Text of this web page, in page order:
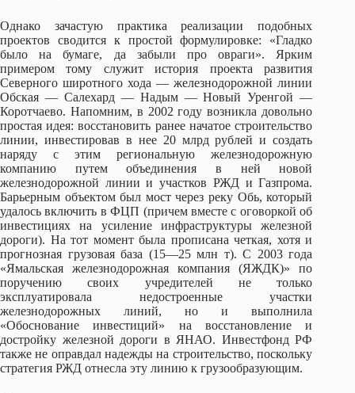
Однако зачастую практика реализации подобных
проектов сводится к простой формулировке: «Гладко
было на бумаге, да забыли про овраги». Ярким
примером тому служит история проекта развития
Северного широтного хода — железнодорожной линии
Обская — Салехард — Надым — Новый Уренгой —
Коротчаево. Напомним, в 2002 году возникла довольно
простая идея: восстановить ранее начатое строительство
линии, инвестировав в нее 20 млрд рублей и создать
наряду с этим региональную железнодорожную
компанию путем объединения в ней новой
железнодорожной линии и участков РЖД и Газпрома.
Барьерным объектом был мост через реку Обь, который
удалось включить в ФЦП (причем вместе с оговоркой об
инвестициях на усиление инфраструктуры железной
дороги). На тот момент была прописана четкая, хотя и
прогнозная грузовая база (15—25 млн т). С 2003 года
«Ямальская железнодорожная компания (ЯЖДК)» по
поручению своих учредителей не только
эксплуатировала недостроенные участки
железнодорожных линий, но и выполнила
«Обоснование инвестиций» на восстановление и
достройку железной дороги в ЯНАО. Инвестфонд РФ
также не оправдал надежды на строительство, поскольку
стратегия РЖД отнесла эту линию к грузообразующим.